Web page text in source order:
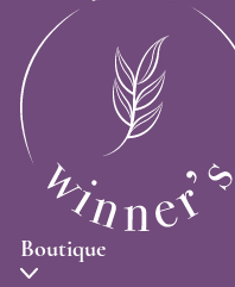
Boutique